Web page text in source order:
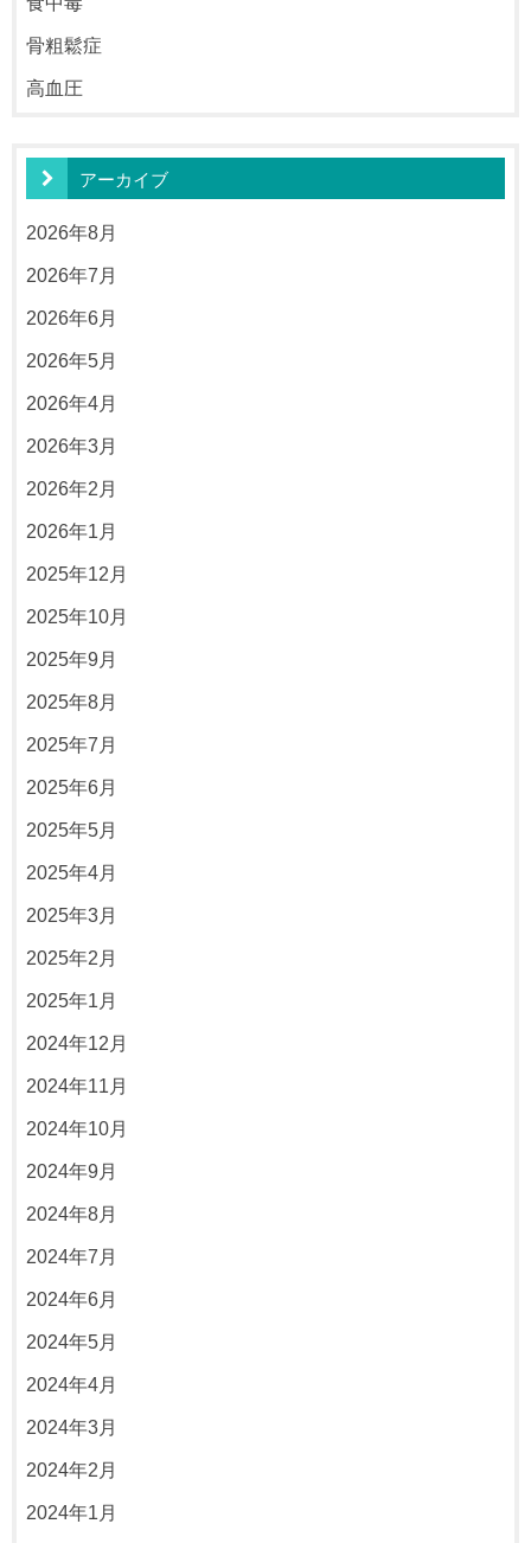
骨粗鬆症
高血圧
アーカイブ
2026年8月
2026年7月
2026年6月
2026年5月
2026年4月
2026年3月
2026年2月
2026年1月
2025年12月
2025年10月
2025年9月
2025年8月
2025年7月
2025年6月
2025年5月
2025年4月
2025年3月
2025年2月
2025年1月
2024年12月
2024年11月
2024年10月
2024年9月
2024年8月
2024年7月
2024年6月
2024年5月
2024年4月
2024年3月
2024年2月
2024年1月